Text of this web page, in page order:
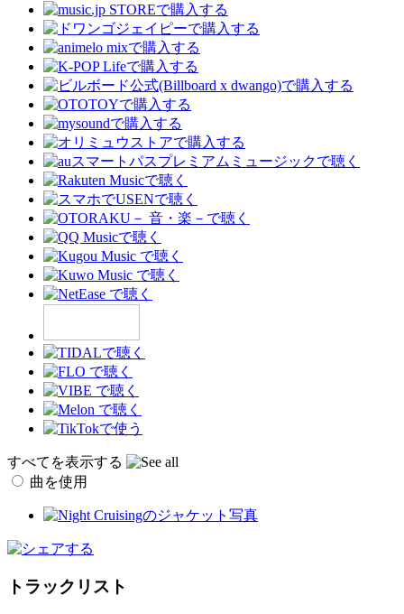
すべてを表示する
曲を使用
トラックリスト